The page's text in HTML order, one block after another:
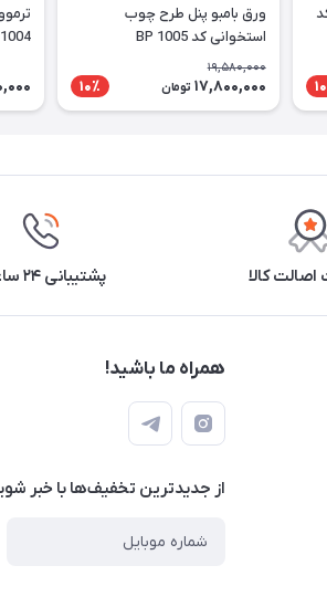
ورق بامبو پنل طرح چوب
استخوانی کد BP 1005
19,580,000
17,800,000 تومان 10٪
کالا پشتیبانی ۲۴ ساعته
همراه ما باشید!
از جدید‌ترین تخفیف‌ها با‌ خبر